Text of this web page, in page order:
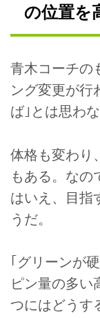
の位置を
青木コーチの
ング変更が行
ば｣とは思わ
体格も変わり
もある。なの
はいえ、目指
うだ。
｢グリーンが
ピン量の多い
つにはどうす